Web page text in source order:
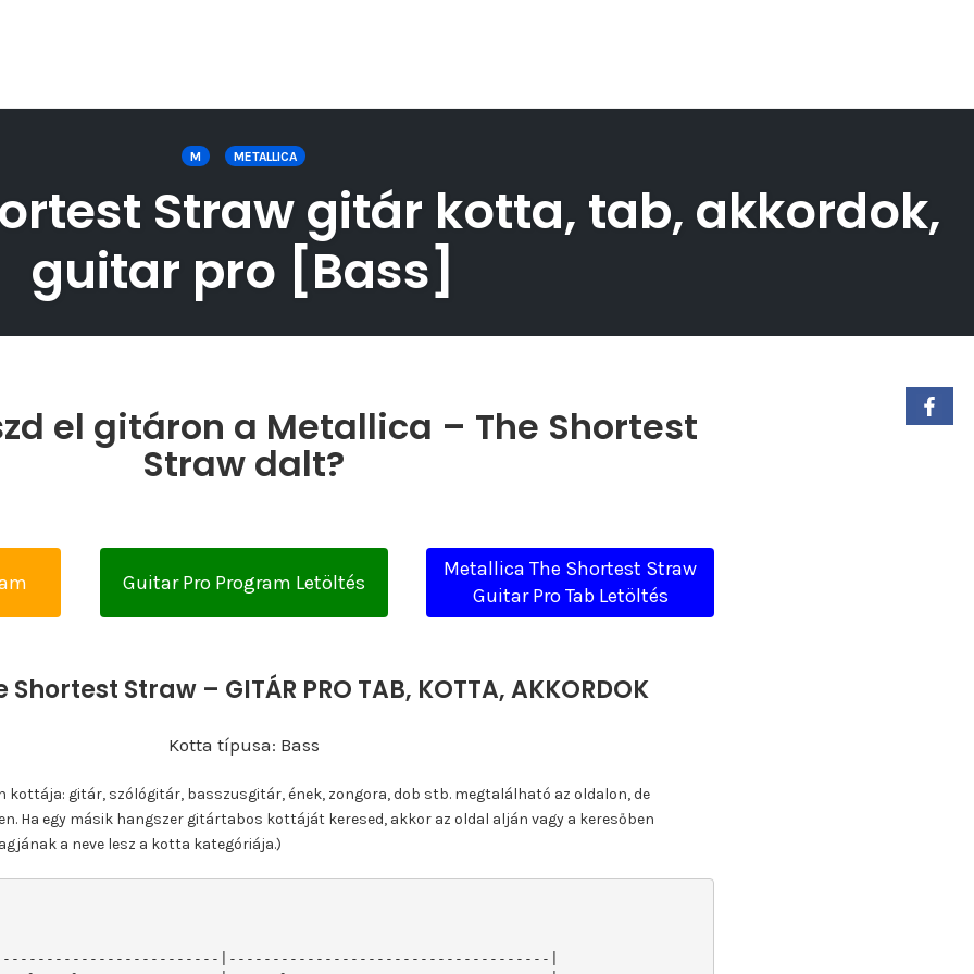
M METALLICA
Straw gitár kotta, tab, akkordok,
guitar pro [Bass]
el gitáron a Metallica – The Shortest
Straw dalt?
Guitar Pro Program Letöltés
Metallica The Shortest Straw
Guitar Pro Tab Letöltés
Straw – GITÁR PRO TAB, KOTTA, AKKORDOK
Kotta típusa: Bass
kottája: gitár, szólógitár, basszusgitár, ének, zongora, dob stb. megtalálható az oldalon, de
Ha egy másik hangszer gitártabos kottáját keresed, akkor az oldal alján vagy a keresőben
a neve lesz a kotta kategóriája.)